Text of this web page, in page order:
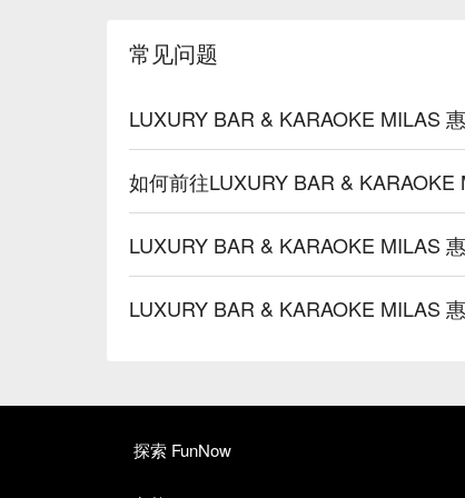
常见问题
LUXURY BAR & KARAOKE MILAS
如何前往LUXURY BAR & KARAOKE
LUXURY BAR & KARAOKE MILAS
LUXURY BAR & KARAOKE MILAS
探索 FunNow